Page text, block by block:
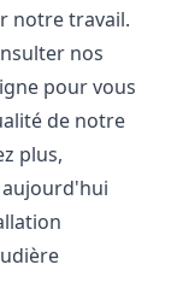
notre travail.
nos
pour vous
de notre
plus,